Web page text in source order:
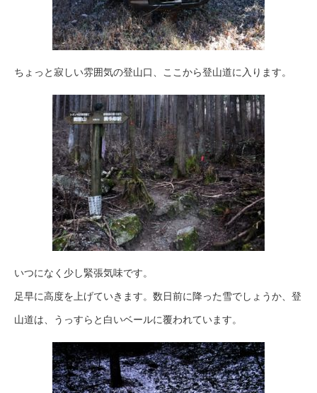
ちょっと寂しい雰囲気の登山口、ここから登山道に入ります。
いつになく少し緊張気味です。
足早に高度を上げていきます。数日前に降った雪でしょうか、登
山道は、うっすらと白いベールに覆われています。